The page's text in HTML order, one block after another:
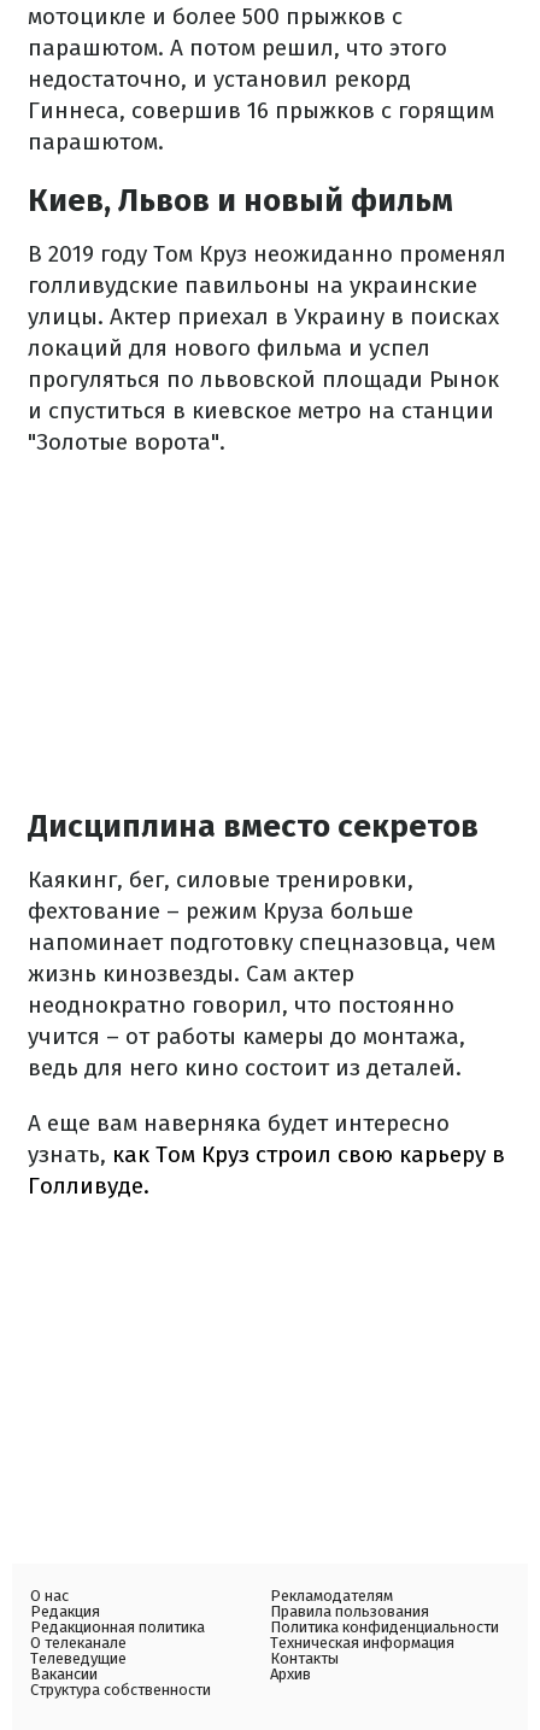
мотоцикле и более 500 прыжков с
парашютом. А потом решил, что этого
недостаточно, и установил рекорд
Гиннеса, совершив 16 прыжков с горящим
парашютом.
Киев, Львов и новый фильм
В 2019 году Том Круз неожиданно променял
голливудские павильоны на украинские
улицы. Актер приехал в Украину в поисках
локаций для нового фильма и успел
прогуляться по львовской площади Рынок
и спуститься в киевское метро на станции
"Золотые ворота".
Дисциплина вместо секретов
Каякинг, бег, силовые тренировки,
фехтование – режим Круза больше
напоминает подготовку спецназовца, чем
жизнь кинозвезды. Сам актер
неоднократно говорил, что постоянно
учится – от работы камеры до монтажа,
ведь для него кино состоит из деталей.
А еще вам наверняка будет интересно
узнать, как Том Круз строил свою карьеру в
Голливуде.
О нас
Редакция
Редакционная политика
О телеканале
Телеведущие
Вакансии
Структура собственности
Рекламодателям
Правила пользования
Политика конфиденциальности
Техническая информация
Контакты
Архив